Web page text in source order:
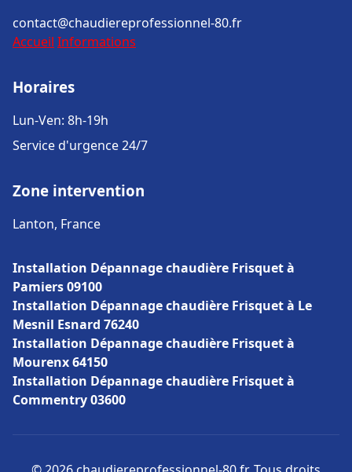
contact@chaudiereprofessionnel-80.fr
Accueil Informations
Horaires
Lun-Ven: 8h-19h
Service d'urgence 24/7
Zone intervention
Lanton, France
Installation Dépannage chaudière Frisquet à
Pamiers 09100
Installation Dépannage chaudière Frisquet à Le
Mesnil Esnard 76240
Installation Dépannage chaudière Frisquet à
Mourenx 64150
Installation Dépannage chaudière Frisquet à
Commentry 03600